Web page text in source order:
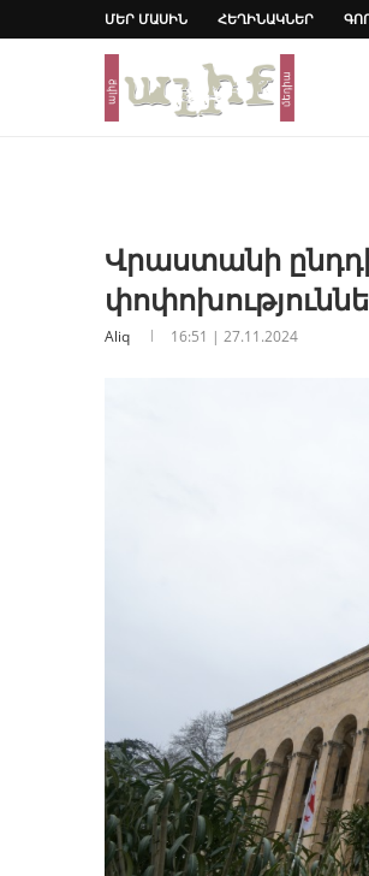
ՄԵՐ ՄԱՍԻՆ ՀԵՂԻՆԱԿՆԵՐ
Վրաստանի
Aliq 16:51 | 27.11.2024